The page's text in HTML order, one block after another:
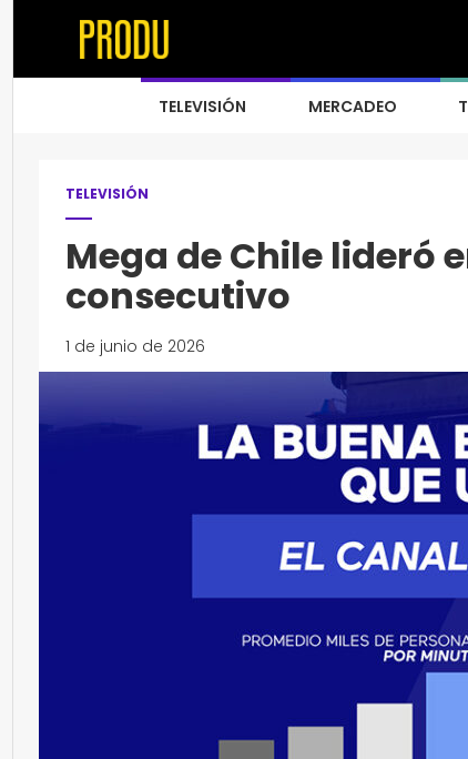
TELEVISIÓN MERCADEO
TELEVISIÓN
Mega de Chile lideró
consecutivo
1 de junio de 2026